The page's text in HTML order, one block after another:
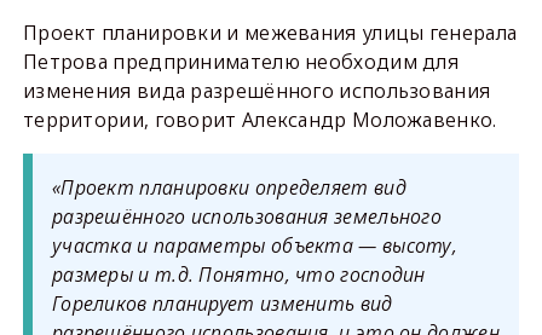
Проект планировки и межевания улицы генерала
Петрова предпринимателю необходим для
изменения вида разрешённого использования
территории, говорит Александр Моложавенко.
«Проект планировки определяет вид
разрешённого использования земельного
участка и параметры объекта — высоту,
размеры и т.д. Понятно, что господин
Гореликов планирует изменить вид